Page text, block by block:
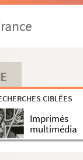
CIBLÉES
Imprimés
multimédia
de la
1746-1747
chantiers, places,
et au mont Blanc, en
toutes les figures
paru depuis la
de Tours,